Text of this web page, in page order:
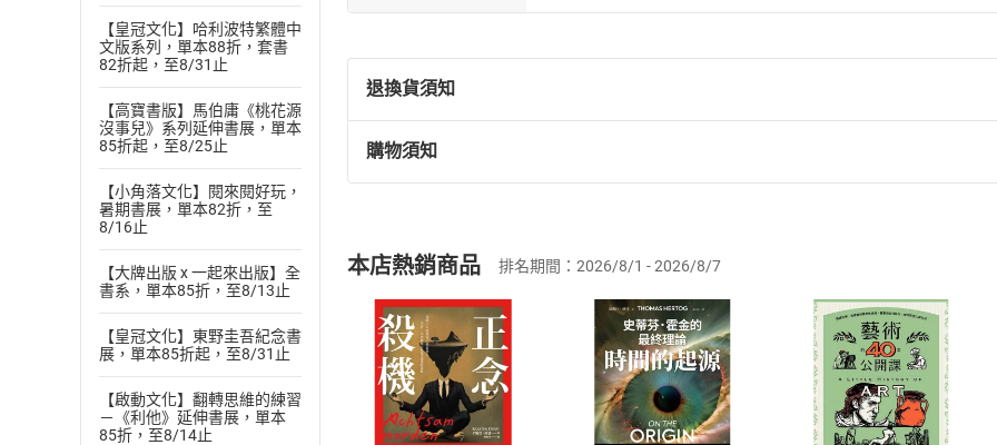
【皇冠文化】哈利波特繁體中
文版系列，單本88折，套書
82折起，至8/31止
【高寶書版】馬伯庸《桃花源
沒事兒》系列延伸書展，單本
85折起，至8/25止
【小角落文化】閱來閱好玩，
暑期書展，單本82折，至
8/16止
【大牌出版 x 一起來出版】全
書系，單本85折，至8/13止
【皇冠文化】東野圭吾紀念書
展，單本85折起，至8/31止
【啟動文化】翻轉思維的練習
－《利他》延伸書展，單本
85折，至8/14止
退換貨須知
退換貨規定：
(一)依消費者保護法第19條第1項後段暨通訊交易解除權合理例外情事適用
(二)消費者訂購本店鋪之商品即代表知悉本店鋪所銷售之商品為電子書，
且已下載/存取電子書，不得請求退貨退款。
退貨方式：您欲取消訂單或辦理退貨時，請登入樂天市場，並於「我的訂單
貨」，本店鋪將依您的申請進行審核，待審核通過後將為您辦理退款事宜。
請注意，樂天市場須以整筆訂單為單位進行取消/退貨，恕無法以單支商品取
購物須知
挑選商品
Choose
放入購物車
Shopping cart
登入帳號
Login
購書後，如何開始使用？
本店熱銷商品 排名期間：2026/8/1 - 2026/8/7